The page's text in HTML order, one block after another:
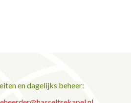
en dagelijks beheer: